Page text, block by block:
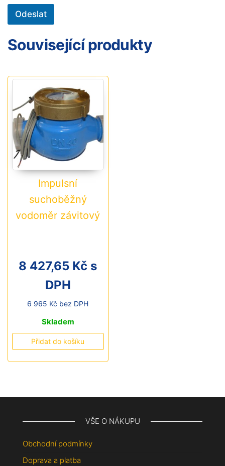
Odeslat
Související produkty
Impulsní
suchoběžný
vodoměr závitový
8 427,65 Kč s
DPH
6 965 Kč bez DPH
Skladem
Přidat do košíku
VŠE O NÁKUPU
Obchodní podmínky
Doprava a platba